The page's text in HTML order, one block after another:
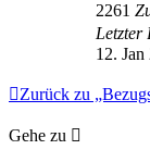
2261
Letzter
12.
Zurück zu
Gehe zu